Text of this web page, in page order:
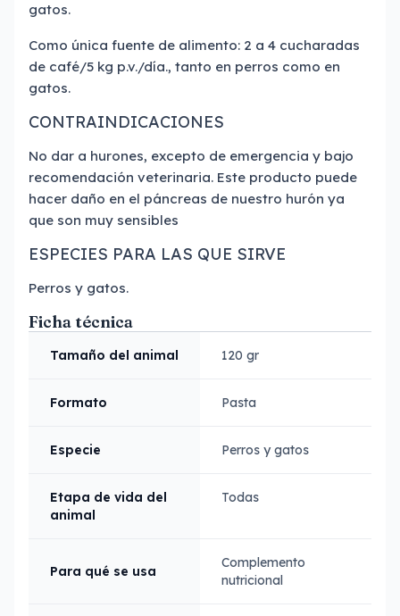
gatos.
Como única fuente de alimento: 2 a 4 cucharadas
de café/5 kg p.v./día., tanto en perros como en
gatos.
CONTRAINDICACIONES
No dar a hurones, excepto de emergencia y bajo
recomendación veterinaria. Este producto puede
hacer daño en el páncreas de nuestro hurón ya
que son muy sensibles
ESPECIES PARA LAS QUE SIRVE
Perros y gatos.
Ficha técnica
Tamaño del animal 120 gr
Formato Pasta
Especie Perros y gatos
Etapa de vida del
animal
Todas
Para qué se usa
Complemento
nutricional